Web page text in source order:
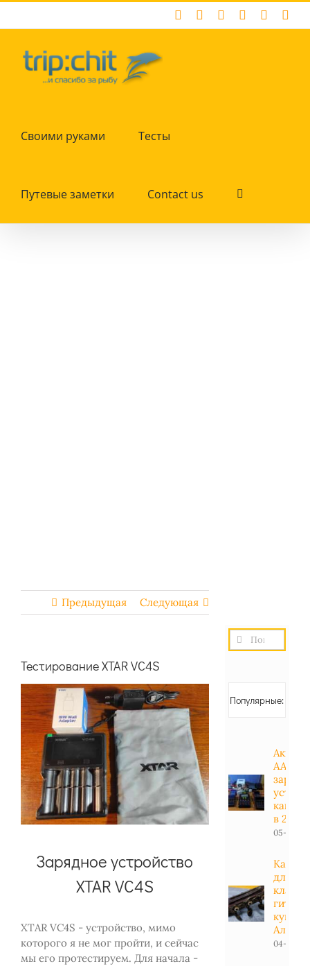
Skip
Facebook InstagramPinterest
Своими руками Тесты
Путевые заметки Contact us
Предыдущая Следующая
Тестирование XTAR VC4S
Зарядное устройство
XTAR VC4S
XTAR VC4S - устройство, мимо
которого я не мог пройти, и сейчас
мы его протестируем. Для начала -
Результат
поиска:
Популярные:
АА,
какие
в 2023
05-01-
Какие
для
гитары
купить
04-01-